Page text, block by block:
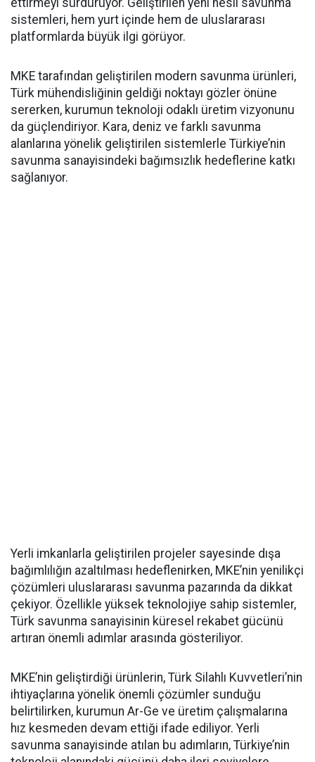
ettirmeyi sürdürüyor. Geliştirilen yeni nesil savunma
sistemleri, hem yurt içinde hem de uluslararası
platformlarda büyük ilgi görüyor.
MKE tarafından geliştirilen modern savunma ürünleri,
Türk mühendisliğinin geldiği noktayı gözler önüne
sererken, kurumun teknoloji odaklı üretim vizyonunu
da güçlendiriyor. Kara, deniz ve farklı savunma
alanlarına yönelik geliştirilen sistemlerle Türkiye’nin
savunma sanayisindeki bağımsızlık hedeflerine katkı
sağlanıyor.
Yerli imkanlarla geliştirilen projeler sayesinde dışa
bağımlılığın azaltılması hedeflenirken, MKE’nin yenilikçi
çözümleri uluslararası savunma pazarında da dikkat
çekiyor. Özellikle yüksek teknolojiye sahip sistemler,
Türk savunma sanayisinin küresel rekabet gücünü
artıran önemli adımlar arasında gösteriliyor.
MKE’nin geliştirdiği ürünlerin, Türk Silahlı Kuvvetleri’nin
ihtiyaçlarına yönelik önemli çözümler sunduğu
belirtilirken, kurumun Ar-Ge ve üretim çalışmalarına
hız kesmeden devam ettiği ifade ediliyor. Yerli
savunma sanayisinde atılan bu adımların, Türkiye’nin